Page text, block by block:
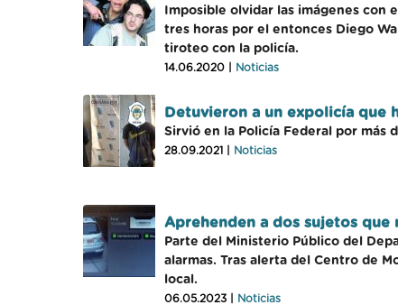
Imposible olvidar las imágenes con
tres horas por el entonces Diego
tiroteo con la policía.
14.06.2020 | Noticias
Detuvieron a un expolicía que
Sirvió en la Policía Federal por más
28.09.2021 | Noticias
Aprehenden a dos sujetos que
Parte del Ministerio Público del
alarmas. Tras alerta del Centro de
local.
06.05.2023 | Noticias